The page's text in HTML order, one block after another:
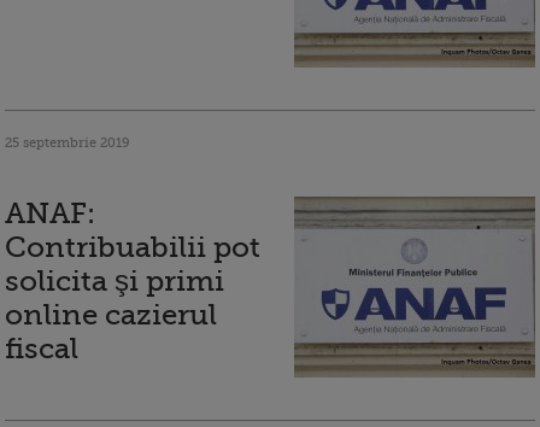
25 septembrie 2019
ANAF:
Contribuabilii pot
solicita şi primi
online cazierul
fiscal